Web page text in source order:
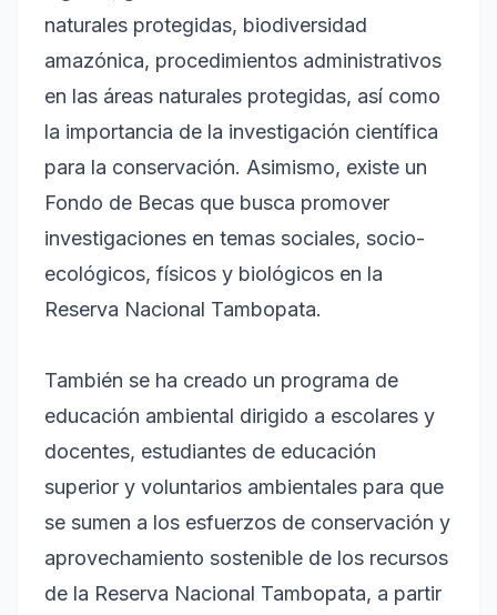
naturales protegidas, biodiversidad
amazónica, procedimientos administrativos
en las áreas naturales protegidas, así como
la importancia de la investigación científica
para la conservación. Asimismo, existe un
Fondo de Becas que busca promover
investigaciones en temas sociales, socio-
ecológicos, físicos y biológicos en la
Reserva Nacional Tambopata.
También se ha creado un programa de
educación ambiental dirigido a escolares y
docentes, estudiantes de educación
superior y voluntarios ambientales para que
se sumen a los esfuerzos de conservación y
aprovechamiento sostenible de los recursos
de la Reserva Nacional Tambopata, a partir